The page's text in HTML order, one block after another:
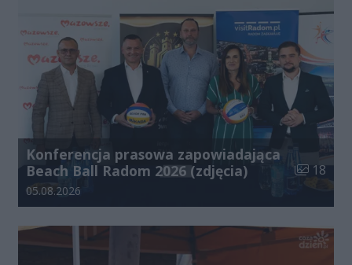
Konferencja prasowa zapowiadająca
Beach Ball Radom 2026 (zdjęcia)
Liczba
18
Data dodania galerii:
05.08.2026